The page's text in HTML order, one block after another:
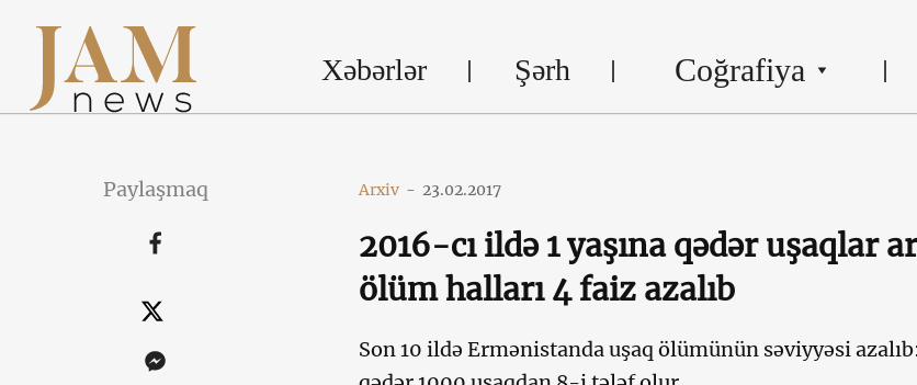
Xəbərlər Şərh Coğrafiya
Paylaşmaq Arxiv - 23.02.2017
2016-cı ildə 1 yaşına qədər uşaqlar
ölüm halları 4 faiz azalıb
Son 10 ildə Ermənistanda uşaq ölümünün səviyyəsi